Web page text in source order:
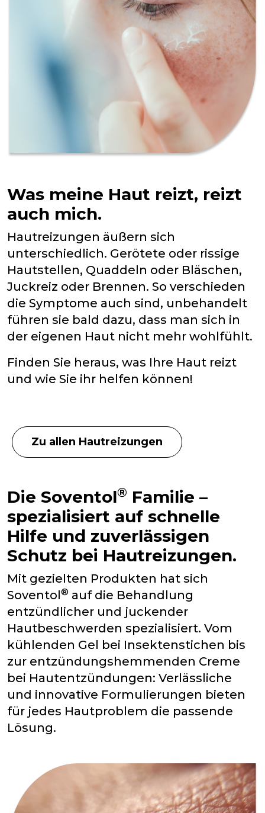
Was meine Haut reizt, reizt
auch mich.
Hautreizungen äußern sich
unterschiedlich. Gerötete oder rissige
Hautstellen, Quaddeln oder Bläschen,
Juckreiz oder Brennen. So verschieden
die Symptome auch sind, unbehandelt
führen sie bald dazu, dass man sich in
der eigenen Haut nicht mehr wohlfühlt.
Finden Sie heraus, was Ihre Haut reizt
und wie Sie ihr helfen können!
Zu allen Hautreizungen
Die Soventol® Familie –
spezialisiert auf schnelle
Hilfe und zuverlässigen
Schutz bei Hautreizungen.
Mit gezielten Produkten hat sich
Soventol® auf die Behandlung
entzündlicher und juckender
Hautbeschwerden spezialisiert. Vom
kühlenden Gel bei Insektenstichen bis
zur entzündungshemmenden Creme
bei Hautentzündungen: Verlässliche
und innovative Formulierungen bieten
für jedes Hautproblem die passende
Lösung.